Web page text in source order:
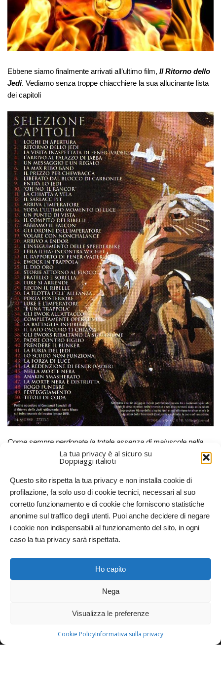
La tua privacy è al sicuro su
Doppiaggi italioti
Questo sito rispetta la tua privacy e non installa cookie di
profilazione, fa solo uso di cookie tecnici, necessari al suo
corretto funzionamento e di cookie che forniscono statistiche
anonime sul traffico degli utenti. Puoi anche decidere di negare
i cookie non indispensabili al funzionamento del sito, in ogni
caso la tua privacy sarà rispettata.
Ho capito
Nega
Visualizza le preferenze
Cookie PolicyInformativa sulla privacy
Ebbene siamo finalmente arrivati all’ultimo film, Il Ritorno dello
Jedi. Vediamo senza troppe chiacchiere la sua allucinante lista
dei capitoli
Come sempre perdonate la totale assenza di maiuscole nella
seconda e terza colonna. In neretto sono evidenziati i capitoli
ORIGINALE Vs.PRIMA VERSIONE ITALIANA Vs.ERRATA
CORRIGE…Continua a leggere
ARTICOLI PIÙ VECCHI